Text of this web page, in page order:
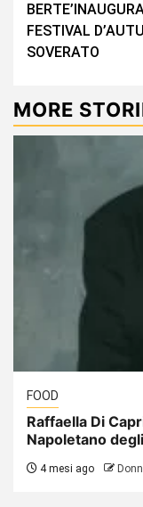
FESTIVAL
SOVERATO
MORE
FOOD
Raffaella Di
Napoletano
4 mesi ago